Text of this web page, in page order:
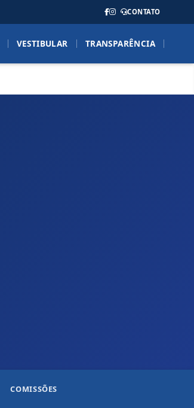
CONTATO
VESTIBULAR TRANSPARÊNCIA
COMISSÕES